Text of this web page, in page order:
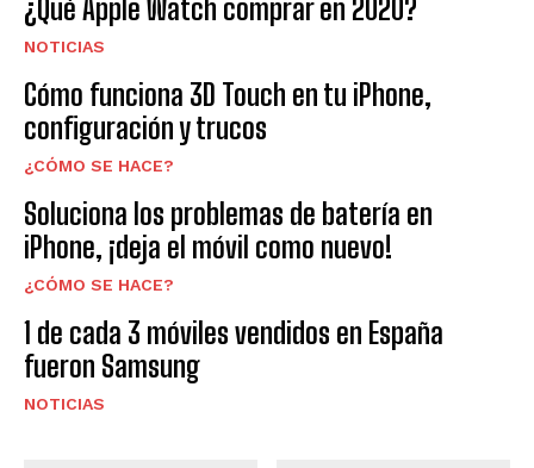
¿Qué Apple Watch comprar en 2020?
NOTICIAS
Cómo funciona 3D Touch en tu iPhone,
configuración y trucos
¿CÓMO SE HACE?
Soluciona los problemas de batería en
iPhone, ¡deja el móvil como nuevo!
¿CÓMO SE HACE?
1 de cada 3 móviles vendidos en España
fueron Samsung
NOTICIAS